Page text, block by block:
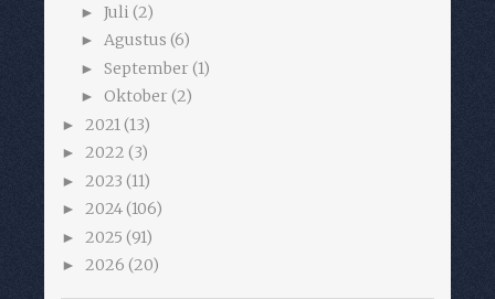
► Juli (2)
► Agustus (6)
► September (1)
► Oktober (2)
► 2021(13)
► 2022 (3)
► 2023 (11)
► 2024(106)
► 2025 (91)
► 2026 (20)